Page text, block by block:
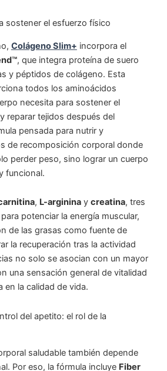
sostener el esfuerzo físico
Colágeno Slim+ incorpora el
, que integra proteína de suero
y péptidos de colágeno. Esta
todos los aminoácidos
necesita para sostener el
reparar tejidos después del
pensada para nutrir y
de recomposición corporal donde
perder peso, sino lograr un cuerpo
funcional.
, L-argininay creatina, tres
potenciar la energía muscular,
de las grasas como fuente de
la recuperación tras la actividad
no solo se asocian con un mayor
una sensación general de vitalidad
en la calidad de vida.
del apetito: el rol de la
saludable también depende
Por eso, la fórmula incluye Fiber